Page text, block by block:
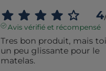
4
Avis vérifié et récompensé
Tres bon produit, mais
un peu glissante pour le
matelas.